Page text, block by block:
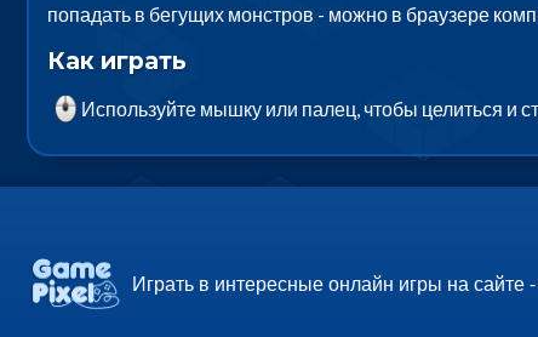
попадать в бегущих монстров - можно в браузере
Как играть
Используйте мышку или палец, чтобы целиться и
Играть в интересные онлайн игры на сайте -